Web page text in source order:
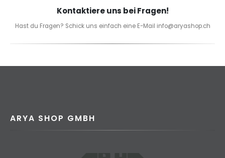
Kontaktiere uns bei Fragen!
Hast du Fragen? Schick uns einfach eine E-Mail info@aryashop.ch
ARYA SHOP GMBH